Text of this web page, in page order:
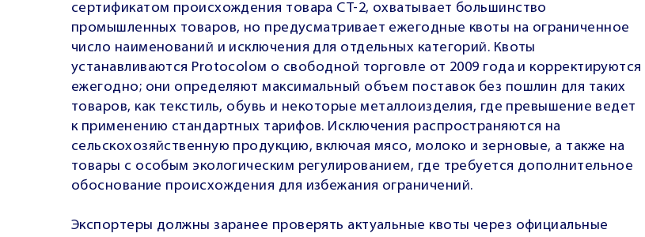
сертификатом происхождения товара СТ-2, охватывает большинство
промышленных товаров, но предусматривает ежегодные квоты на ограниченное
число наименований и исключения для отдельных категорий. Квоты
устанавливаются Protocolом о свободной торговле от 2009 года и корректируются
ежегодно; они определяют максимальный объем поставок без пошлин для таких
товаров, как текстиль, обувь и некоторые металлоизделия, где превышение ведет
к применению стандартных тарифов. Исключения распространяются на
сельскохозяйственную продукцию, включая мясо, молоко и зерновые, а также на
товары с особым экологическим регулированием, где требуется дополнительное
обоснование происхождения для избежания ограничений.
Экспортеры должны заранее проверять актуальные квоты через официальные